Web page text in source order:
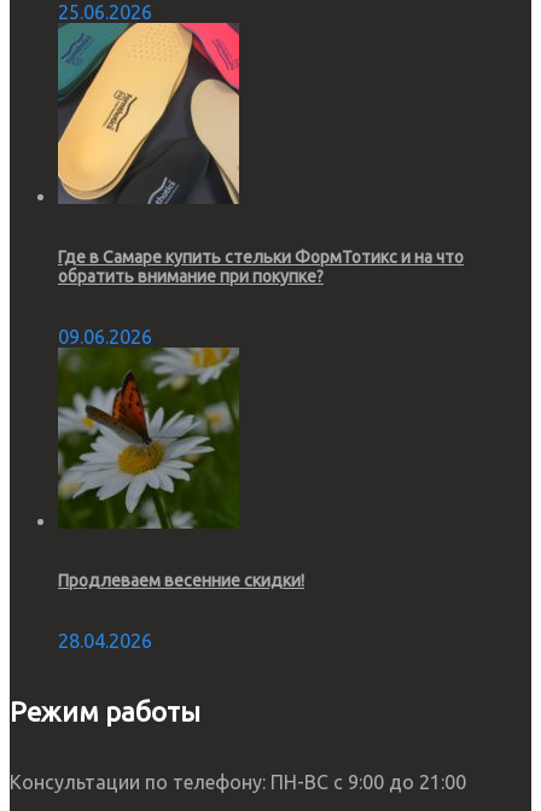
25.06.2026
Где в Самаре купить стельки ФормТотикс и на что
обратить внимание при покупке?
09.06.2026
Продлеваем весенние скидки!
28.04.2026
Режим работы
Консультации по телефону: ПН-ВС с 9:00 до 21:00